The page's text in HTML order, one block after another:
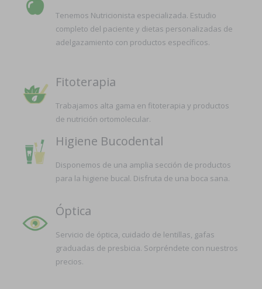
Tenemos Nutricionista especializada. Estudio
completo del paciente y dietas personalizadas de
adelgazamiento con productos específicos.
Fitoterapia
Trabajamos alta gama en fitoterapia y productos
de nutrición ortomolecular.
Higiene Bucodental
Disponemos de una amplia sección de productos
para la higiene bucal. Disfruta de una boca sana.
Óptica
Servicio de óptica, cuidado de lentillas, gafas
graduadas de presbicia. Sorpréndete con nuestros
precios.